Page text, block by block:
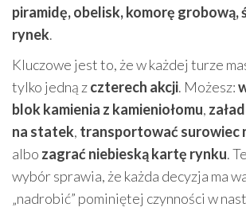
piramidę, obelisk, komorę grobową,
rynek.
Kluczowe jest to, że w każdej turze
tylko jedną zczterech akcji. Możesz:
blok kamienia z kamieniołomu,
na statek, transportować surowiec
albo zagrać niebieską kartę rynku.
wybór sprawia, że każda decyzja ma
„nadrobić” pominiętej czynności w